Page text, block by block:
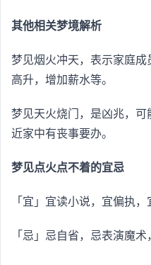
其他相关梦境解析
梦见烟火冲天，表示家庭
高升，增加薪水等。
梦见天火烧门，是凶兆，
近家中有丧事要办。
梦见点火点不着的宜忌
「宜」宜读小说，宜偏执，
「忌」忌自省，忌表演魔术